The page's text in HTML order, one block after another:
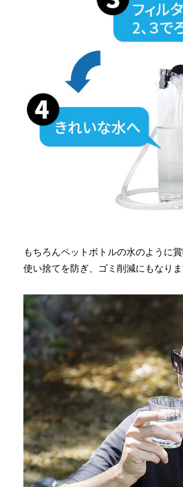
もちろんペットボトルの水のように
使い捨てを防ぎ、ゴミ削減にもなり